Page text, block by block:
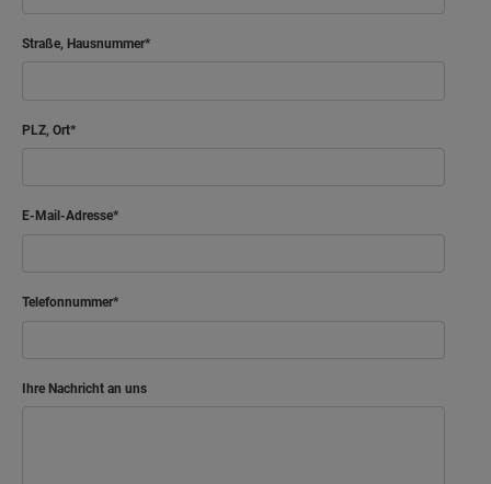
Straße, Hausnummer
PLZ, Ort
E-Mail-Adresse
Telefonnummer
Ihre Nachricht an uns